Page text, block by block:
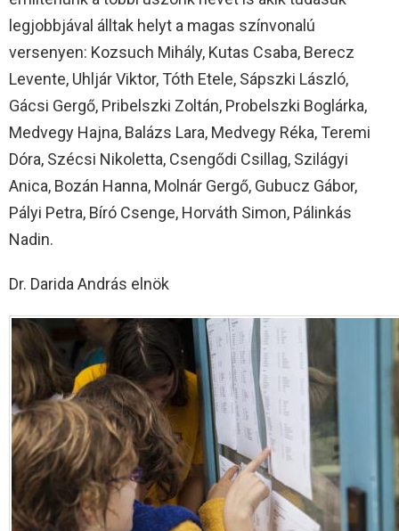
legjobbjával álltak helyt a magas színvonalú
versenyen: Kozsuch Mihály, Kutas Csaba, Berecz
Levente, Uhljár Viktor, Tóth Etele, Sápszki László,
Gácsi Gergő, Pribelszki Zoltán, Probelszki Boglárka,
Medvegy Hajna, Balázs Lara, Medvegy Réka, Teremi
Dóra, Szécsi Nikoletta, Csengődi Csillag, Szilágyi
Anica, Bozán Hanna, Molnár Gergő, Gubucz Gábor,
Pályi Petra, Bíró Csenge, Horváth Simon, Pálinkás
Nadin.
Dr. Darida András elnök